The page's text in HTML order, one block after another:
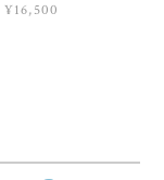
¥16,500